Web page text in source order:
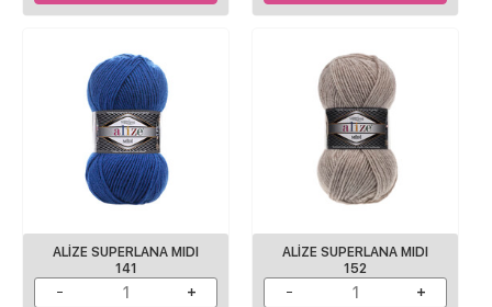
ALİZE SUPERLANA MIDI
141
ALİZE SUPERLANA MIDI
152